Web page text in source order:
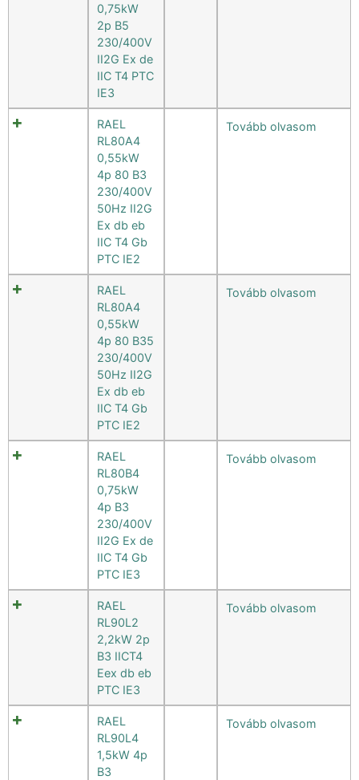
0,75kW
2p B5
230/400V
II2G Ex de
IIC T4 PTC
IE3
RAEL
RL80A4
0,55kW
4p 80 B3
230/400V
50Hz II2G
Ex db eb
IIC T4 Gb
PTC IE2
Tovább olvasom
RAEL
RL80A4
0,55kW
4p 80 B35
230/400V
50Hz II2G
Ex db eb
IIC T4 Gb
PTC IE2
Tovább olvasom
RAEL
RL80B4
0,75kW
4p B3
230/400V
II2G Ex de
IIC T4 Gb
PTC IE3
Tovább olvasom
RAEL
RL90L2
2,2kW 2p
B3 IICT4
Eex db eb
PTC IE3
Tovább olvasom
RAEL
RL90L4
1,5kW 4p
B3
Tovább olvasom